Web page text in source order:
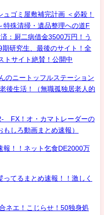
ゴミ屋敷補完計画 ＜必殺！
特殊清掃・遺品整理への道F
：厨二病借金3500万円！う
研究生、最後のサイト！全
トサイト絶賛！公開中
のニートッフルステーション
後生活！（無職孤独居老人的
FX！オ・カマトレーダーの
しろ動画まとめ速報）
報！！ネット乞食DE2000万
てるまとめ速報！！激しく
ネエ！こじらせ！50独身処